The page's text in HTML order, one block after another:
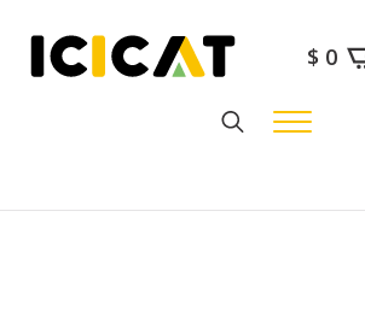
$ 0